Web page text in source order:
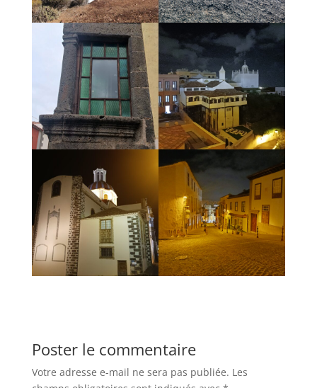
Poster le commentaire
Votre adresse e-mail ne sera pas publiée. Les